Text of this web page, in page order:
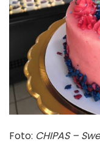
Foto: CHIPAS –